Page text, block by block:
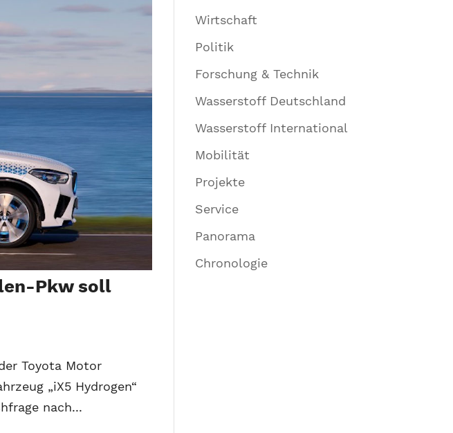
Pkw soll
Toyota Motor
„iX5 Hydrogen“
nach...
Wirtschaft
Politik
Forschung & Technik
Wasserstoff Deutschland
Wasserstoff International
Mobilität
Projekte
Service
Panorama
Chronologie